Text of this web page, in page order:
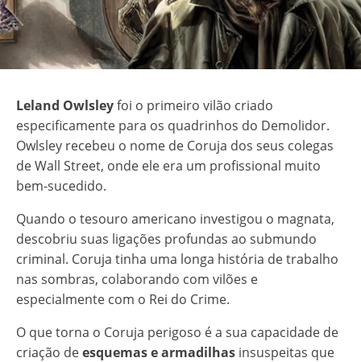
Leland Owlsleyfoi o primeiro vilão criado
especificamente para os quadrinhos do Demolidor.
Owlsley recebeu o nome de Coruja dos seus colegas
de Wall Street, onde ele era um profissional muito
bem-sucedido.
Quando o tesouro americano investigou o magnata,
descobriu suas ligações profundas ao submundo
criminal. Coruja tinha uma longa história de trabalho
nas sombras, colaborando com vilões e
especialmente com o Rei do Crime.
O que torna o Coruja perigoso é a sua capacidade de
criação deesquemas e armadilhas insuspeitas que